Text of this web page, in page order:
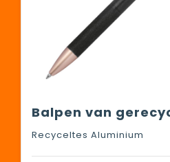
Recyceltes Aluminium